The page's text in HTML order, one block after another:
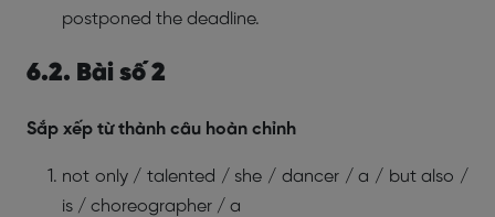
postponed the deadline.
6.2. Bài số 2
Sắp xếp từ thành câu hoàn chỉnh
not only / talented / she / dancer / a / but also /
is / choreographer / a